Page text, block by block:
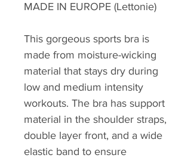
MADE IN EUROPE (Lettonie)
This gorgeous sports bra is
made from moisture-wicking
material that stays dry during
low and medium intensity
workouts. The bra has support
material in the shoulder straps,
double layer front, and a wide
elastic band to ensure